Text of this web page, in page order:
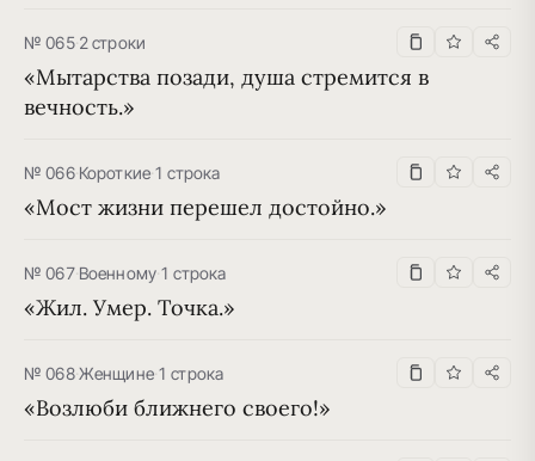
№ 065·2 строки
«Мытарства позади, душа стремится в
вечность.»
№ 066·Короткие·1 строка
«Мост жизни перешел достойно.»
№ 067·Военному·1 строка
«Жил. Умер. Точка.»
№ 068·Женщине·1 строка
«Возлюби ближнего своего!»